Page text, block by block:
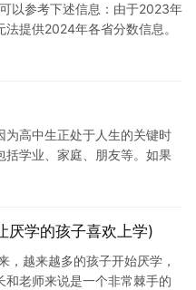
以参考下述信息：由于2023年
提供2024年各省分数信息。
为高中生正处于人生的关键时
学业、家庭、朋友等。如果
厌学的孩子喜欢上学)
，越来越多的孩子开始厌学，
老师来说是一个非常棘手的